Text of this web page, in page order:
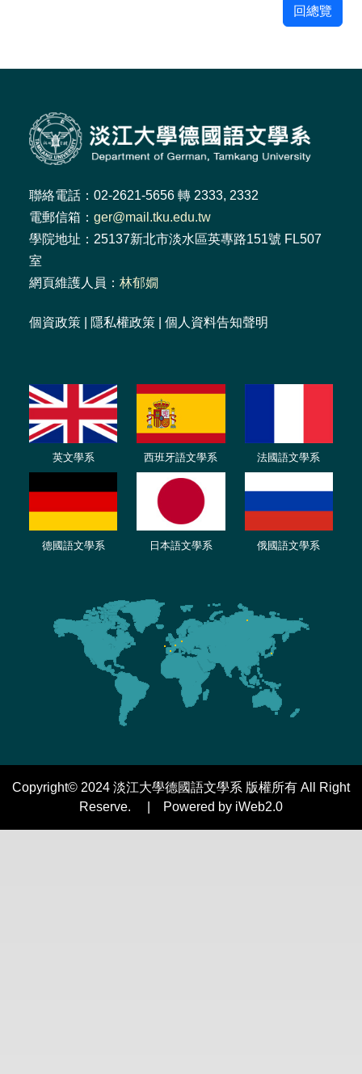
回總覽
聯絡電話：02-2621-5656 轉 2333, 2332
電郵信箱： ger@mail.tku.edu.tw
學院地址：25137新北市淡水區英專路151號 FL507
室
網頁維護人員： 林郁嫺
個資政策 隱私權政策 個人資料告知聲明
英文學系 西班牙語文學系 法國語文學系
德國語文學系 日本語文學系 俄國語文學系
Copyright© 2024 淡江大學德國語文學系 版權所有 All Right
Reserve. | Powered by iWeb2.0